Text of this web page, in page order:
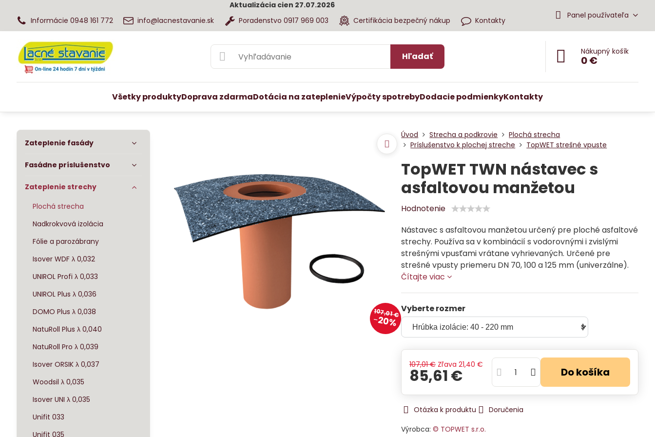
Aktualizácia cien 27.07.2026
Informácie 0948 161 772
info@lacnestavanie.sk Poradenstvo 0917 969 003 Certifikácia bezpečný nákup Kontakty
Panel používateľa
Hľadať Nákupný košík
0 €
Všetky produktyDoprava zdarmaDotácia na zateplenieVýpočty spotrebyDodacie podmienkyKontakty
107,01 €
20%
Úvod Strecha a podkrovie
Plochá strecha
Príslušenstvo k plochej streche
TopWET strešné vpuste
TopWET TWN nástavec s
asfaltovou manžetou
Hodnotenie
Nástavec s asfaltovou manžetou určený pre ploché asfaltové
strechy. Používa sa v kombinácií s vodorovnými i zvislými
strešnými vpusťami vrátane vyhrievaných. Určené pre
strešné vpusty priemeru DN 70, 100 a 125 mm (univerzálne).
Čítajte viac
Vyberte rozmer
107,01 € Zľava 21,40 €
85,61 € Do košíka
Otázka k produktu
Doručenia
Výrobca:© TOPWET s.r.o.
Zateplenie fasády
Fasádne príslušenstvo
Zateplenie strechy
Plochá strecha
Nadkrokvová izolácia
Fólie a parozábrany
Isover WDF λ 0,032
UNIROL Profi λ 0,033
UNIROL Plus λ 0,036
DOMO Plus λ 0,038
NatuRoll Plus λ 0,040
NatuRoll Pro λ 0,039
Isover ORSIK λ 0,037
Woodsil λ 0,035
Isover UNI λ 0,035
Unifit 033
Unifit 035